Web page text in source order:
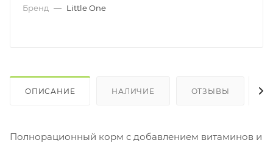
Бренд — Little One
ОПИСАНИЕ НАЛИЧИЕ ОТЗЫВЫ
Полнорационный корм с добавлением витаминов и